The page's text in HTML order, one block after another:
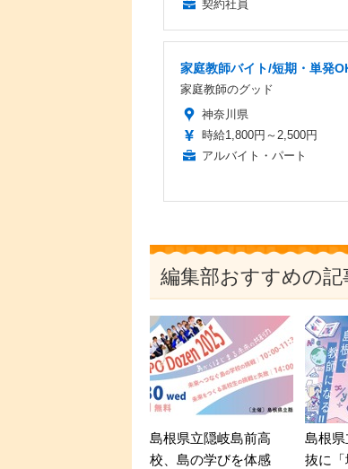
契約社員
家庭教師バイト/短期・単発
家庭教師のグッド
神奈川県
時給1,800円～2,500円
アルバイト・パート
編集部おすすめの記
島根県立隠岐島前高
校、島の学びを体感
島根
抜に